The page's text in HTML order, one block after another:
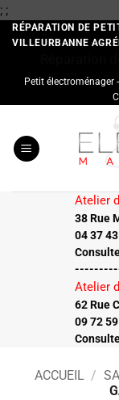
; ;Passer
au
contenu
RÉPARATION DE
VILLEURBANNE
Petit électroménager
Atelier
38 Rue
04 37
Atelier
62 Rue
09 72
ACCUEIL /